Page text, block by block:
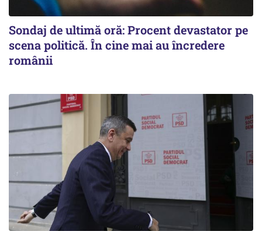
Sondaj de ultimă oră: Procent devastator pe
scena politică. În cine mai au încredere
românii